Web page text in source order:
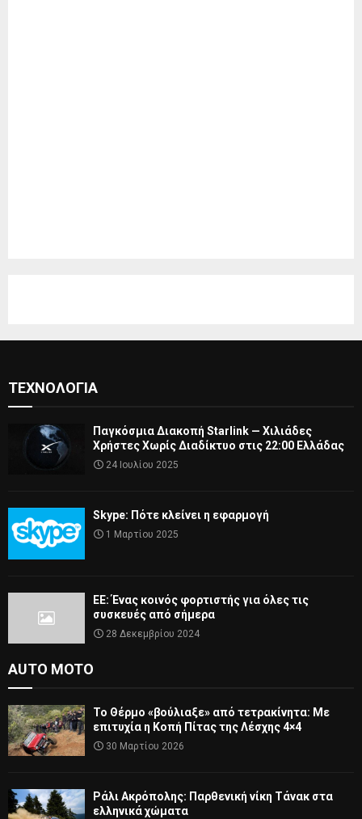
ΤΕΧΝΟΛΟΓΊΑ
Παγκόσμια Διακοπή Starlink — Χιλιάδες
Χρήστες Χωρίς Διαδίκτυο στις 22:00 Ελλάδας
24 Ιουλίου 2025
Skype: Πότε κλείνει η εφαρμογή
1 Μαρτίου 2025
ΕΕ: Ένας κοινός φορτιστής για όλες τις
συσκευές από σήμερα
28 Δεκεμβρίου 2024
AUTO MOTO
Το Θέρμο «βούλιαξε» από τετρακίνητα: Με
επιτυχία η Κοπή Πίτας της Λέσχης 4×4
30 Μαρτίου 2026
Ράλι Ακρόπολης: Παρθενική νίκη Τάνακ στα
ελληνικά χώματα